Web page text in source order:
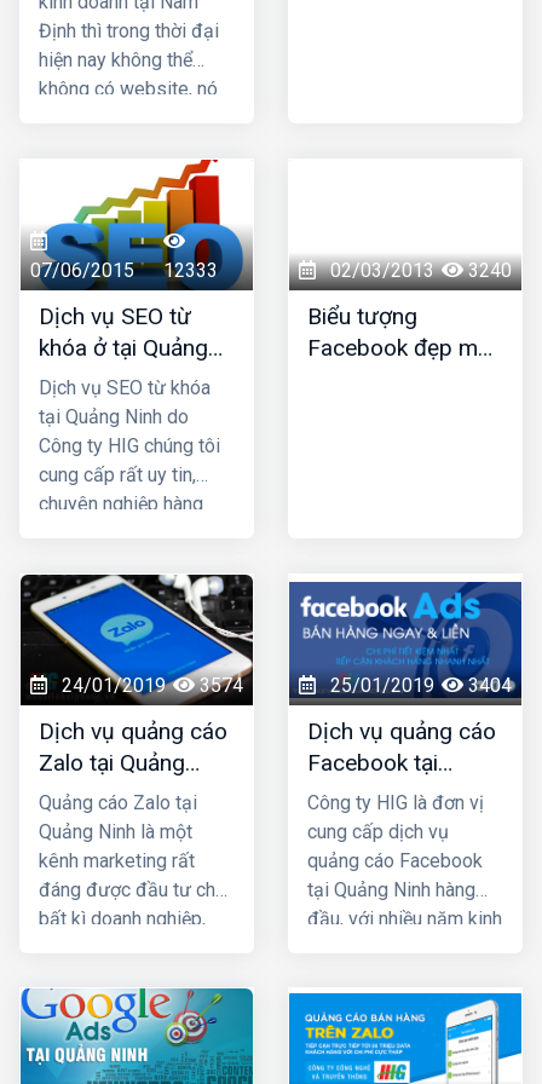
Định thì trong thời đại
hiện nay không thể
không có website, nó
giới thiệu sản phẩm
dịch vụ của bạn đến
mọi người nhanh chóng
với chi phí rẻ hơn rất
nhiều so với các
phương thức marketing
truyền thống. HIG là
công ty thiết kế web tại
Nam Định uy tín chuyên
nghiệp được nhiều
khách hàng lựa chọn,
hãy liên hệ ngay với
07/06/2015 12333
Dịch vụ SEO từ
khóa ở tại Quảng
Ninh
Dịch vụ SEO từ khóa
tại Quảng Ninh do
Công ty HIG chúng tôi
cung cấp rất uy tin,
chuyên nghiệp hàng
nhiều năm kinh nghiệm
trong lĩnh vực SEO top
Google và đã mang lại
thành công cho rất
nhiều khách hàng trên
khắp Việt Nam.
02/03/2013 3240
Biểu tượng
Facebook đẹp mới
24/01/2019 3574
Dịch vụ quảng cáo
Zalo tại Quảng
Ninh uy tín và giá
rẻ nhất
Quảng cáo Zalo tại
Quảng Ninh là một
kênh marketing rất
đáng được đầu tư cho
bất kì doanh nghiệp,
dành cho giới trẻ. Bởi lẽ
100% người dùng Zalo
đều là người thật cùng
25/01/2019 3404
Dịch vụ quảng cáo
Facebook tại
Quảng Ninh giá rẻ,
uy tín nhất
Công ty HIG là đơn vị
cung cấp dịch vụ
quảng cáo Facebook
tại Quảng Ninh hàng
đầu, với nhiều năm kinh
khách hàng lớn nhỏ ở
Quảng Ninh và toàn
quốc Việt Nam, chúng